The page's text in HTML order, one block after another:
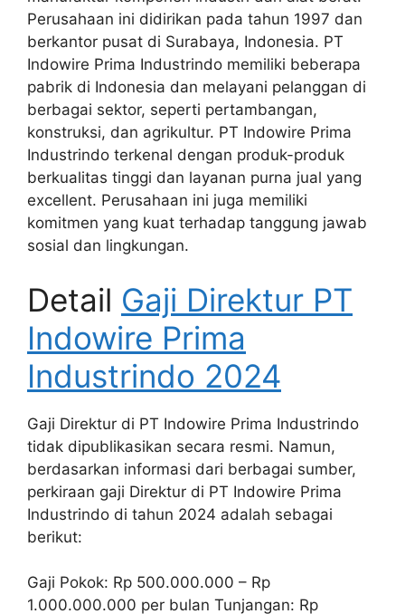
Perusahaan ini didirikan pada tahun 1997 dan
berkantor pusat di Surabaya, Indonesia. PT
Indowire Prima Industrindo memiliki beberapa
pabrik di Indonesia dan melayani pelanggan di
berbagai sektor, seperti pertambangan,
konstruksi, dan agrikultur. PT Indowire Prima
Industrindo terkenal dengan produk-produk
berkualitas tinggi dan layanan purna jual yang
excellent. Perusahaan ini juga memiliki
komitmen yang kuat terhadap tanggung jawab
sosial dan lingkungan.
Detail Gaji Direktur PT
Indowire Prima
Industrindo 2024
Gaji Direktur di PT Indowire Prima Industrindo
tidak dipublikasikan secara resmi. Namun,
berdasarkan informasi dari berbagai sumber,
perkiraan gaji Direktur di PT Indowire Prima
Industrindo di tahun 2024 adalah sebagai
berikut:
Gaji Pokok: Rp 500.000.000 – Rp
1.000.000.000 per bulan Tunjangan: Rp